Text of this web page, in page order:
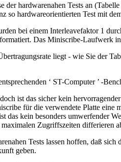
der hardwarenahen Tests an
so hardwareorientierten Test mit
bei einem Interleavefaktor 1
Das Miniscribe-
liegt - wie Sie der
‘ ST-Computer ’ -
ist das sicher kein
für die verwendete Platte eine
das kein besonders umwerfender
Zugriffszeiten differieren
Tests lassen hoffen, daß
geben.